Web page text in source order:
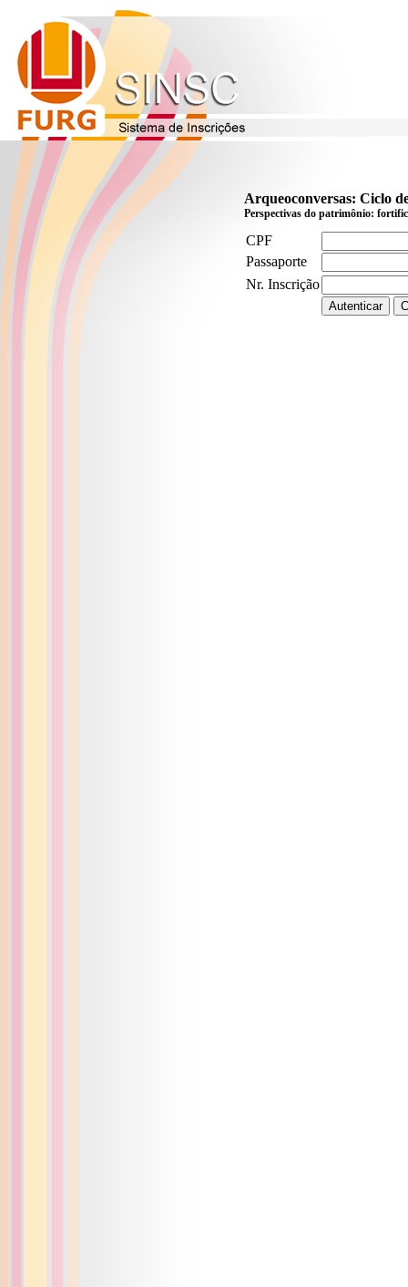
Arqueoconversas: Ciclo
Perspectivas do patrimônio:
CPF
Passaporte
Nr. Inscrição